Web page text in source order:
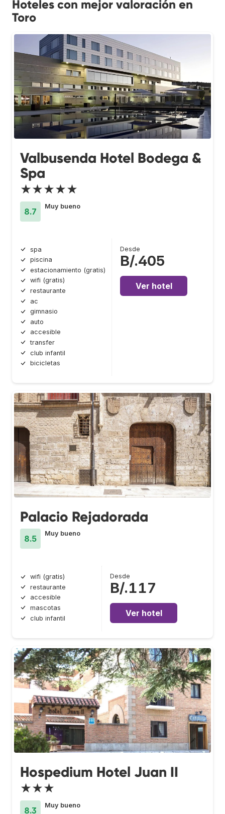
Hoteles con mejor valoración en
Toro
Valbusenda Hotel Bodega &
Spa
★★★★★
8.7
Muy bueno
spa
piscina
estacionamiento (gratis)
wifi (gratis)
restaurante
ac
gimnasio
auto
accesible
transfer
club infantil
bicicletas
Desde
B/.405
Ver hotel
Palacio Rejadorada
8.5
Muy bueno
wifi (gratis)
restaurante
accesible
mascotas
club infantil
Desde
B/.117
Ver hotel
Hospedium Hotel Juan II
★★★
8.3
Muy bueno